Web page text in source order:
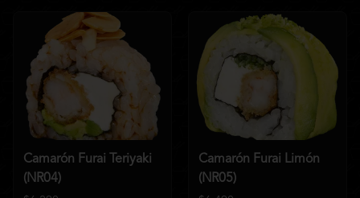
Camarón Furai Teriyaki
(NR04)
Camarón Furai Limón
(NR05)